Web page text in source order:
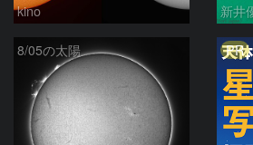
kino 新井
8/05の太陽 PR